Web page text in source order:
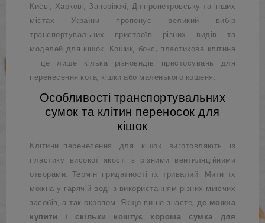
Києві, Харкові, Запоріжжі, Дніпропетровську та інших
містах України пропонує великий вибір
транспортувальних пристроїв різних видів та
моделей для кішок. Кошик, бокс, пластикова клітина
- це лише кілька різновидів пристосувань для
перенесення кота, кішки або маленького кошеня.
Особливості транспортувальних
сумок та клітин переносок для
кішок
Клітини-перенесення для кішок виготовляють із
пластику високої якості з різними вентиляційними
отворами. Термін придатності їх тривалий. Мити їх
можна у гарячій воді з використанням різних миючих
засобів, а так окропом. Якщо ви не знаєте,де можна
купити і скільки коштує хороша сумка для